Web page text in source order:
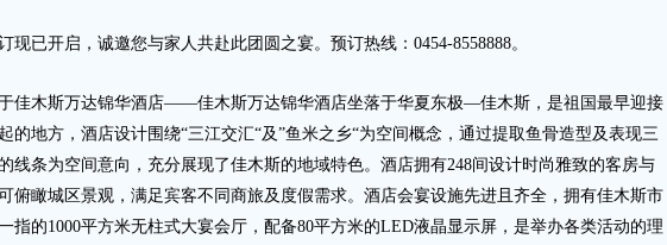
已开启，诚邀您与家人共赴此团圆之宴。预订热线：0454-8558888。
木斯万达锦华酒店——佳木斯万达锦华酒店坐落于华夏东极—佳木斯，是祖国最早迎接
的地方，酒店设计围绕“三江交汇“及”鱼米之乡“为空间概念，通过提取鱼骨造型及表现三
线条为空间意向，充分展现了佳木斯的地域特色。酒店拥有248间设计时尚雅致的客房与
俯瞰城区景观，满足宾客不同商旅及度假需求。酒店会宴设施先进且齐全，拥有佳木斯市
指的1000平方米无柱式大宴会厅，配备80平方米的LED液晶显示屏，是举办各类活动的理